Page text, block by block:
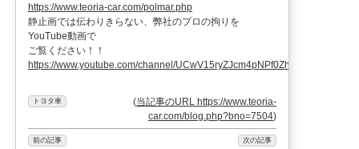
https://www.teoria-car.com/polmar.php
静止画では伝わりきらない、弊社のプロの拘りを
YouTube動画で
ご覧ください！！
https://www.youtube.com/channel/UCwV15ryZJcm4pNPf0ZhXu9g
トヨタ車 (当記事のURL https://www.teoria-
car.com/blog.php?bno=7504)
前の記事 次の記事